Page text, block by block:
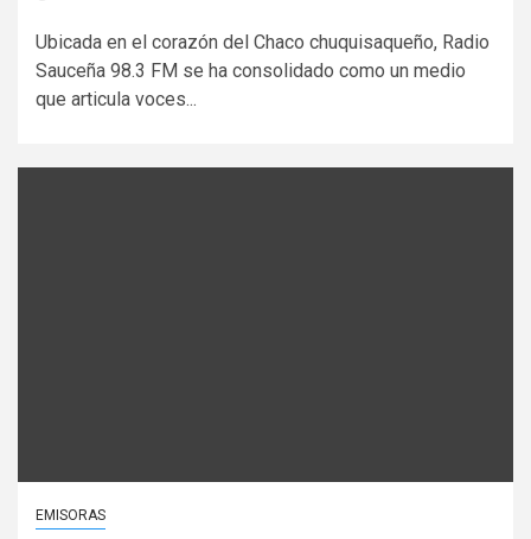
Ubicada en el corazón del Chaco chuquisaqueño, Radio
Sauceña 98.3 FM se ha consolidado como un medio
que articula voces...
EMISORAS